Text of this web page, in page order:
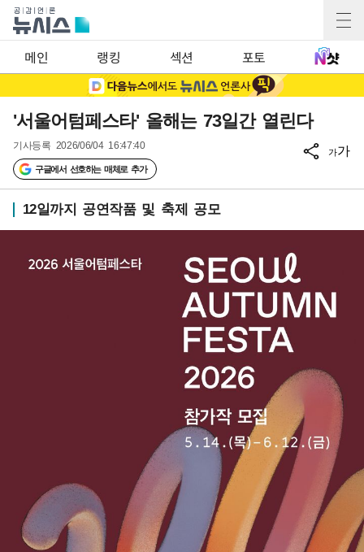
메인 랭킹 섹션 포토
'서울어텀페스타' 올해는 73일간 열린다
기사등록 2026/06/04 16:47:40
구글에서 선호하는 매체로 추가
가가
12일까지 공연작품 및 축제 공모